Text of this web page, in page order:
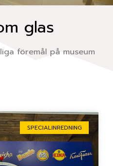
glas
föremål på museum
SPECIALINREDNING
Sida Sida Sida